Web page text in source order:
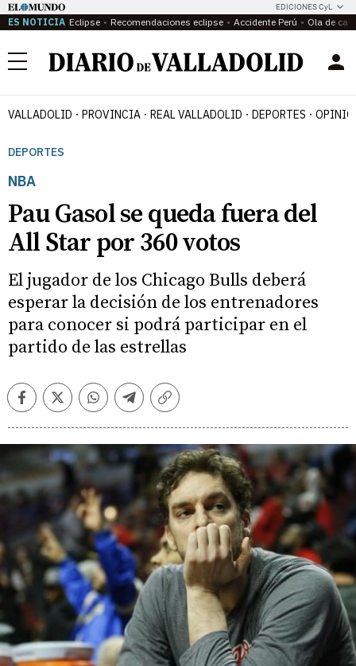
EDICIONES CyL
ES NOTICIA Eclipse Recomendaciones eclipse Accidente Perú Ola de
Menú
VALLADOLID PROVINCIA REAL VALLADOLID DEPORTES
DEPORTES
NBA
Pau Gasol se queda fuera del
All Star por 360 votos
El jugador de los Chicago Bulls deberá
esperar la decisión de los entrenadores
para conocer si podrá participar en el
partido de las estrellas
FacebookTwitterWhatsappTelegramCopiar